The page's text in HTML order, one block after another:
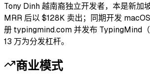
Tony Dinh 越南裔独立开发者，本是新
MRR 后以 $128K 卖出；同期开发
册 typingmind.com 并发布 TypingMind
13 万为分发杠杆。
商业模式